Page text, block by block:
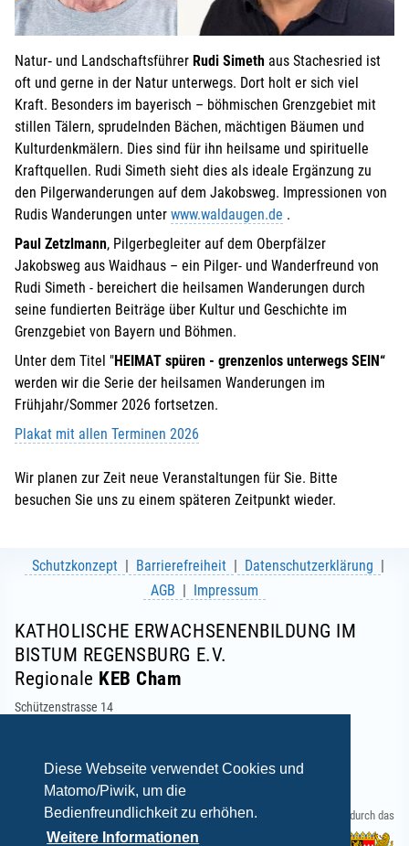
Diese Webseite verwendet Cookies und
Matomo/Piwik, um die
Bedienfreundlichkeit zu erhöhen.
Weitere Informationen
Natur‐ und Landschaftsführer Rudi Simeth aus Stachesried ist
oft und gerne in der Natur unterwegs. Dort holt er sich viel
Kraft. Besonders im bayerisch – böhmischen Grenzgebiet mit
stillen Tälern, sprudelnden Bächen, mächtigen Bäumen und
Kulturdenkmälern. Dies sind für ihn heilsame und spirituelle
Kraftquellen. Rudi Simeth sieht dies als ideale Ergänzung zu
den Pilgerwanderungen auf dem Jakobsweg. Impressionen von
Rudis Wanderungen unter www.waldaugen.de .
Paul Zetzlmann, Pilgerbegleiter auf dem Oberpfälzer
Jakobsweg aus Waidhaus – ein Pilger- und Wanderfreund von
Rudi Simeth - bereichert die heilsamen Wanderungen durch
seine fundierten Beiträge über Kultur und Geschichte im
Grenzgebiet von Bayern und Böhmen.
Unter dem Titel "HEIMAT spüren - grenzenlos unterwegs SEIN“
werden wir die Serie der heilsamen Wanderungen im
Frühjahr/Sommer 2026 fortsetzen.
Plakat mit allen Terminen 2026
Wir planen zur Zeit neue Veranstaltungen für Sie. Bitte
besuchen Sie uns zu einem späteren Zeitpunkt wieder.
Schutzkonzept Barrierefreiheit
Datenschutzerklärung
AGB
Impressum
KATHOLISCHE ERWACHSENENBILDUNG IM
BISTUM REGENSBURG E.V.
Regionale KEB Cham
Schützenstrasse 14
E-Mail:info(at)keb-cham.de
Gefördert durch das